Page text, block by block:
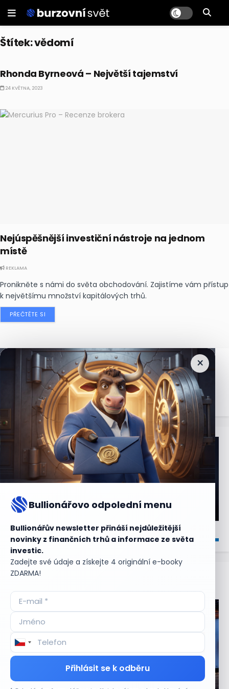
Štítek:vědomí
Rhonda Byrneová – Největší tajemství
24 KVĚTNA, 2023
Nejúspěšnější investiční nástroje na jednom
místě
REKLAMA
Pronikněte s námi do světa obchodování. Zajistíme vám přístup
k největšímu množství kapitálových trhů.
PŘEČTĚTE SI
×
Bullionářovo odpolední menu
Bullionářův newsletter přináší nejdůležitější
novinky z finančních trhů a informace ze světa
investic.
Zadejte své údaje a získejte 4 originální e-booky
ZDARMA!
Přihlásit se k odběru
Nejčtenějšízprávy
Aktuální